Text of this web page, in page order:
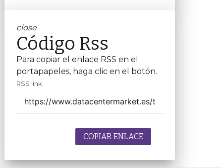
close
Código Rss
Para copiar el enlace RSS en el
portapapeles, haga clic en el botón.
RSS link
COPIAR ENLACE